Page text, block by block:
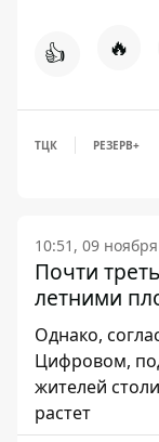
👍 🔥
ТЦК РЕЗЕРВ+
10:51, 09
Почти
летними
Однако,
Цифровом,
жителей
растет